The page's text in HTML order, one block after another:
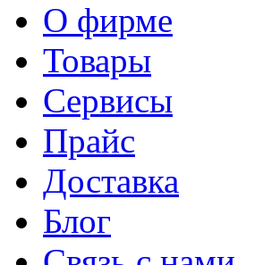
О фирме
Товары
Сервисы
Прайс
Доставка
Блог